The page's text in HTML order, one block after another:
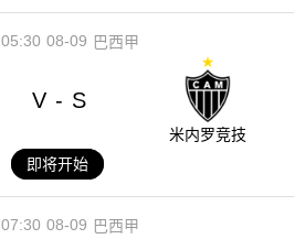
08-09
05:30 巴西甲
V - S
米内罗竞技
即将开始
08-09
07:30 巴西甲